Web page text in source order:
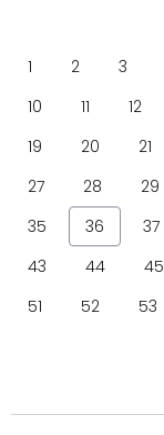
1 2 3
10
11 12
19
20 21
27
28 29
35
36 37
43
44 45
51
52 53